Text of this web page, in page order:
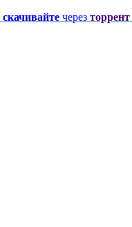
скачивайте через торрент